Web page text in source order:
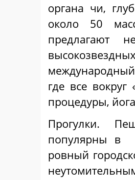
органа чи,
около 50
предлагают
где все
процедуры,
Прогулки.
популярны в
ровный